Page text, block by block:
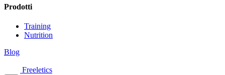
Prodotti
Training
Nutrition
Blog
Freeletics